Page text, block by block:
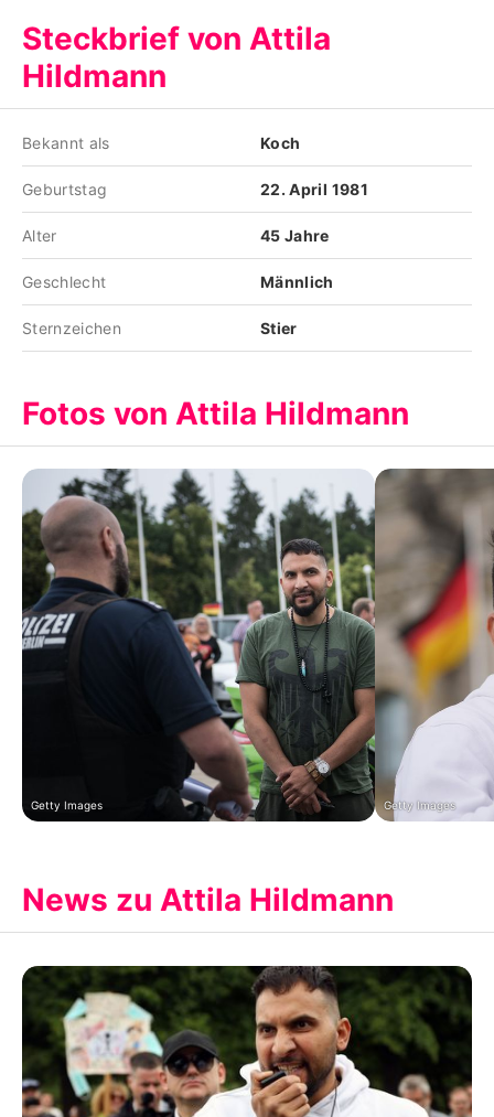
Nutzungsbedingungen
Utiq verwalten
Steckbrief von Attila
Hildmann
Bekannt als Koch
Geburtstag 22. April 1981
Alter 45 Jahre
Geschlecht Männlich
Sternzeichen Stier
Fotos von Attila Hildmann
Getty Images Getty Images
News zu Attila Hildmann